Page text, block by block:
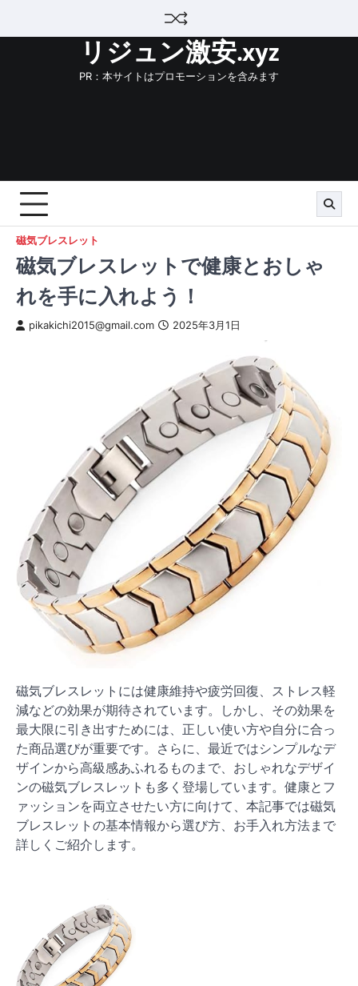
リジュン激安.xyz
PR：本サイトはプロモーションを含みます
磁気ブレスレット
磁気ブレスレットで健康とおしゃ
れを手に入れよう！
pikakichi2015@gmail.com 2025年3月1日
磁気ブレスレットには健康維持や疲労回復、ストレス軽
減などの効果が期待されています。しかし、その効果を
最大限に引き出すためには、正しい使い方や自分に合っ
た商品選びが重要です。さらに、最近ではシンプルなデ
ザインから高級感あふれるものまで、おしゃれなデザイ
ンの磁気ブレスレットも多く登場しています。健康とフ
ァッションを両立させたい方に向けて、本記事では磁気
ブレスレットの基本情報から選び方、お手入れ方法まで
詳しくご紹介します。